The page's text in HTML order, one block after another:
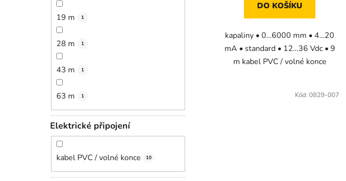
19 m 1
28 m 1
43 m 1
63 m 1
Elektrické připojení
kabel PVC / volné konce 10
DO KOŠÍKU
kapaliny • 0…6000 mm • 4…20
mA • standard • 12…36 Vdc • 9
m kabel PVC / volné konce
Kód: 0829-007